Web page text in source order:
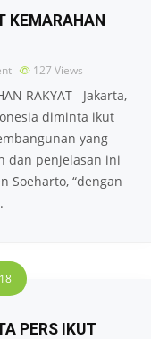
KEMARAHAN
127 Views
RAKYAT Jakarta,
diminta ikut
yang
dan penjelasan ini
Soeharto, “dengan
PERS IKUT